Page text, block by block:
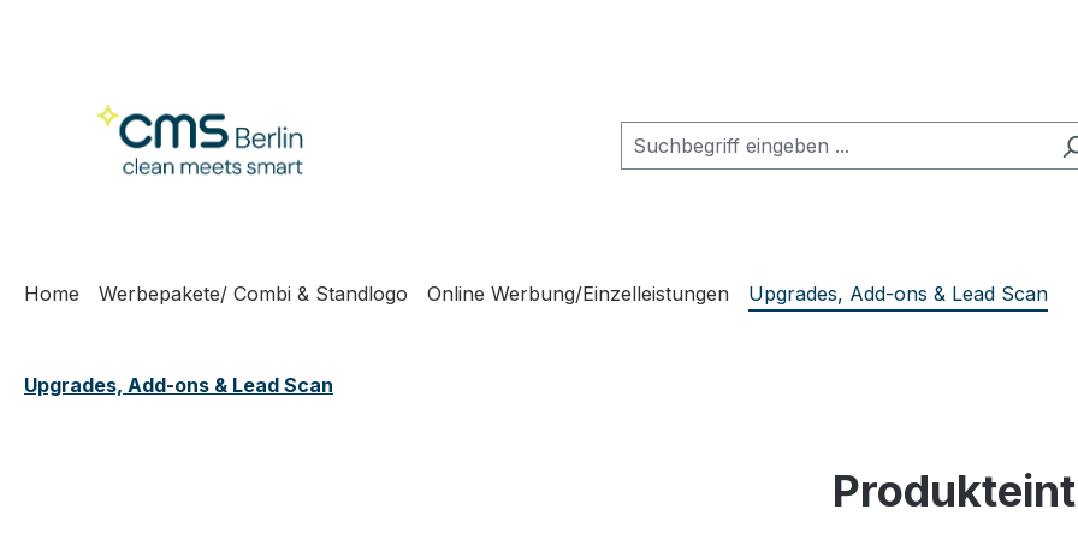
Home Werbepakete/ Combi & Standlogo Online Werbung/Einzelleistungen Upgrades, Add-ons & Lead Scan
Upgrades, Add-ons & Lead Scan